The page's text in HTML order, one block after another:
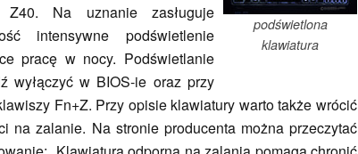
podświetlona
klawiatura
Na uznanie zasługuje
intensywne podświetlenie
pracę w nocy. Podświetlanie
wyłączyć w BIOS-ie oraz przy
Fn+Z. Przy opisie klawiatury warto także wrócić
na zalanie. Na stronie producenta można przeczytać